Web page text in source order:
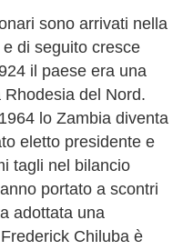
sono arrivati ​​nella
e di seguito cresce
il paese era una
del Nord.
lo Zambia diventa
eletto presidente e
tagli nel bilancio
portato a scontri
adottata una
Chiluba è